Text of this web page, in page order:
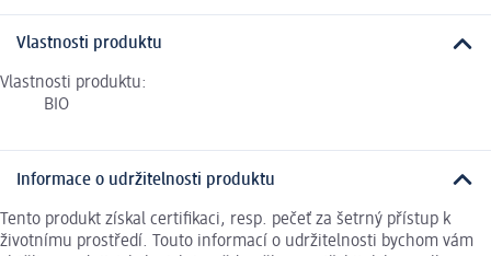
Vlastnosti produktu
Vlastnosti produktu:
BIO
Informace o udržitelnosti produktu
Tento produkt získal certifikaci, resp. pečeť za šetrný přístup k
životnímu prostředí. Touto informací o udržitelnosti bychom vám